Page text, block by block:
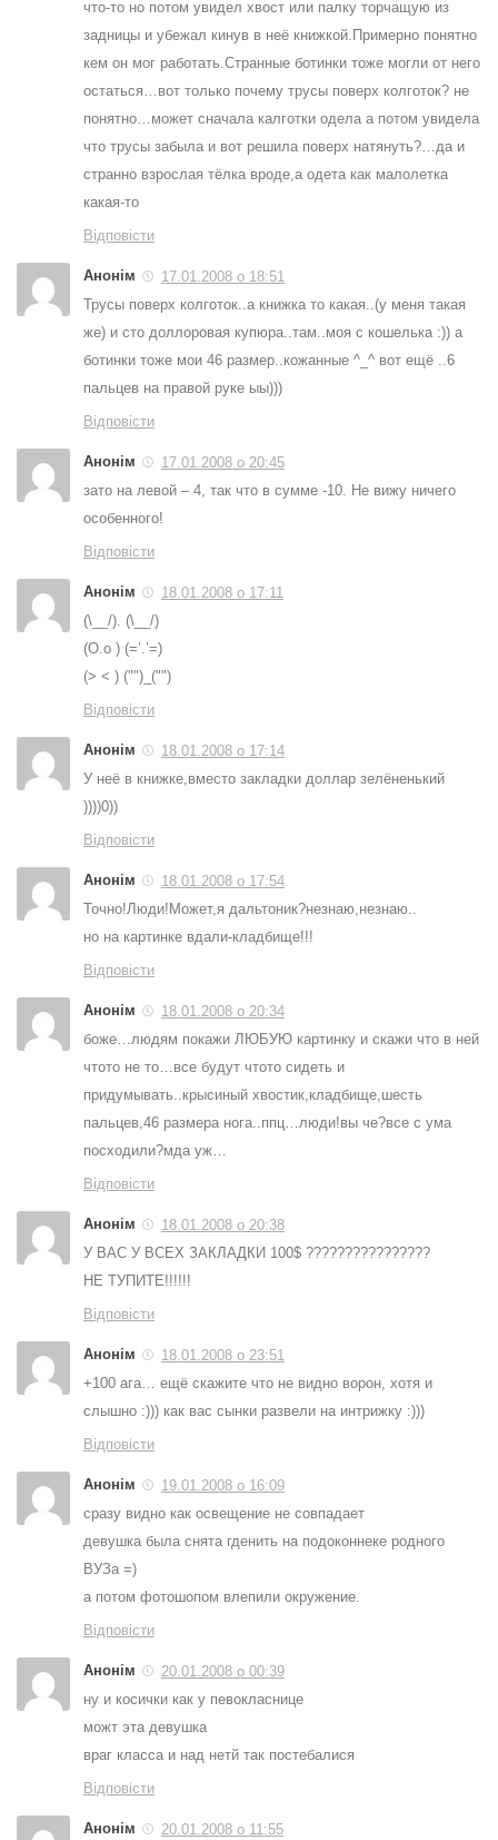
что-то но потом увидел хвост или палку торчащую из
задницы и убежал кинув в неё книжкой.Примерно понятно
кем он мог работать.Странные ботинки тоже могли от него
остаться…вот только почему трусы поверх колготок? не
понятно…может сначала калготки одела а потом увидела
что трусы забыла и вот решила поверх натянуть?…да и
странно взрослая тёлка вроде,а одета как малолетка
какая-то
Відповісти
Анонім
17.01.2008 о 18:51
Трусы поверх колготок..а книжка то какая..(у меня такая
же) и сто доллоровая купюра..там..моя с кошелька :)) а
ботинки тоже мои 46 размер..кожанные ^_^ вот ещё ..6
пальцев на правой руке ыы)))
Відповісти
Анонім
17.01.2008 о 20:45
зато на левой – 4, так что в сумме -10. Не вижу ничего
особенного!
Відповісти
Анонім
18.01.2008 о 17:11
(\__/). (\__/)
(O.o ) (=’.’=)
(> < ) ("")_("")
Відповісти
Анонім
18.01.2008 о 17:14
У неё в книжке,вместо закладки доллар зелёненький
))))0))
Відповісти
Анонім
18.01.2008 о 17:54
Точно!Люди!Может,я дальтоник?незнаю,незнаю..
но на картинке вдали-кладбище!!!
Відповісти
Анонім
18.01.2008 о 20:34
боже…людям покажи ЛЮБУЮ картинку и скажи что в ней
чтото не то…все будут чтото сидеть и
придумывать..крысиный хвостик,кладбище,шесть
пальцев,46 размера нога..ппц…люди!вы че?все с ума
посходили?мда уж…
Відповісти
Анонім
18.01.2008 о 20:38
У ВАС У ВСЕХ ЗАКЛАДКИ 100$ ????????????????
НЕ ТУПИТЕ!!!!!!
Відповісти
Анонім
18.01.2008 о 23:51
+100 ага… ещё скажите что не видно ворон, хотя и
слышно :))) как вас сынки развели на интрижку :)))
Відповісти
Анонім
19.01.2008 о 16:09
сразу видно как освещение не совпадает
девушка была снята гденить на подоконнеке родного
ВУЗа =)
а потом фотошопом влепили окружение.
Відповісти
Анонім
20.01.2008 о 00:39
ну и косички как у певокласнице
можт эта девушка
враг класса и над нетй так постебалися
Відповісти
Анонім
20.01.2008 о 11:55